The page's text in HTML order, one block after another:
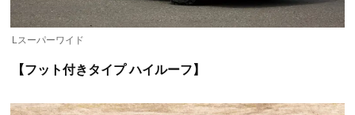
Lスーパーワイド
【フット付きタイプ ハイルーフ】